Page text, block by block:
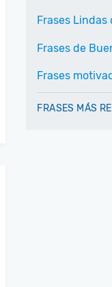
Frases Lindas
Frases de
Frases
FRASES MÁS